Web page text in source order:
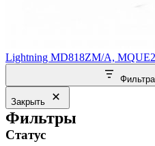
Lightning MD818ZM/A,
Закрыть
Фильтры
Статус